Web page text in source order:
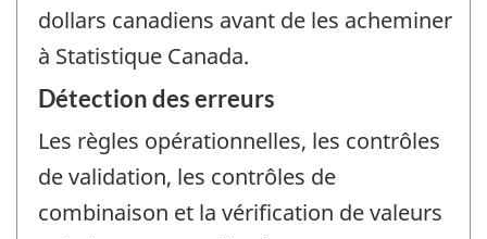
dollars canadiens avant de les acheminer
à Statistique Canada.
Détection des erreurs
Les règles opérationnelles, les contrôles
de validation, les contrôles de
combinaison et la vérification de valeurs